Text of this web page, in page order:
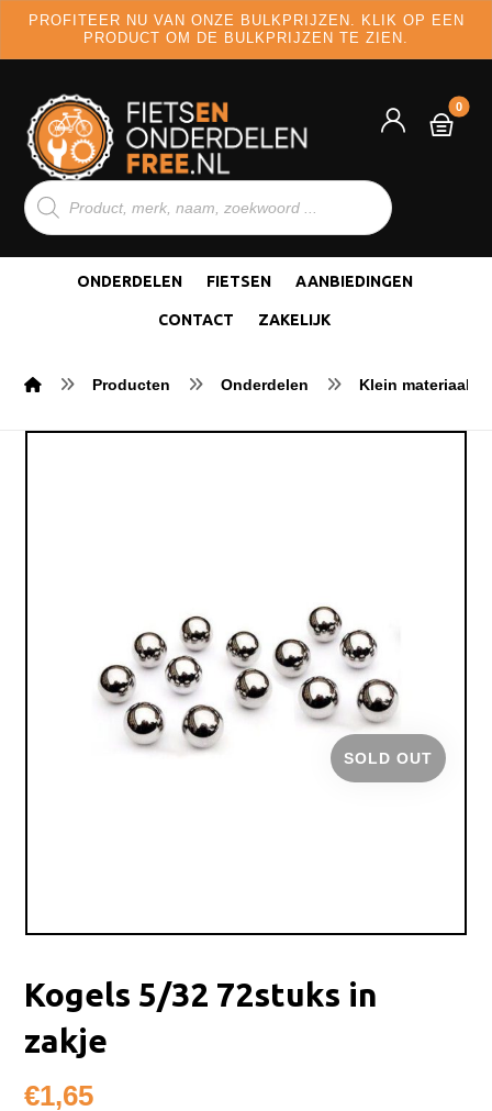
PROFITEER NU VAN ONZE BULKPRIJZEN. KLIK OP EEN
PRODUCT OM DE BULKPRIJZEN TE ZIEN.
ONDERDELEN FIETSEN AANBIEDINGEN
CONTACT ZAKELIJK
Producten Onderdelen Klein materiaal
SOLD OUT
Kogels 5/32 72stuks in
zakje
€1,65